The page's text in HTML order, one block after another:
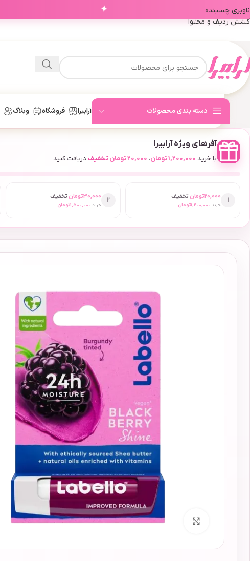
✦
ناوبری چسبنده
کشش ردیف و محتوا
دسته بندی محصولات آرابیرا فروشگاه وبلاگ
آفرهای ویژه آرابیرا
با خرید 1,200,000تومان، 20,000تومان تخفیف دریافت کنید.
1
20,000تومان تخفیف
خرید 1,200,000تومان
2
30,000تومان تخفیف
خرید 1,500,000تومان
برای بزرگنمایی کلیک کنید